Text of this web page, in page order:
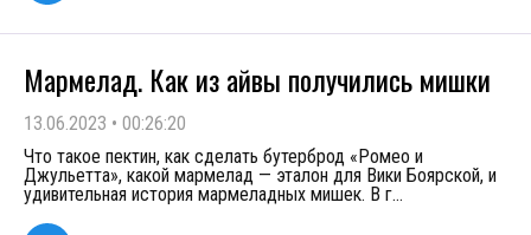
Мармелад. Как из айвы получились мишки
13.06.2023 • 00:26:20
Что такое пектин, как сделать бутерброд «Ромео и
Джульетта», какой мармелад — эталон для Вики Боярской, и
удивительная история мармеладных мишек. В г...